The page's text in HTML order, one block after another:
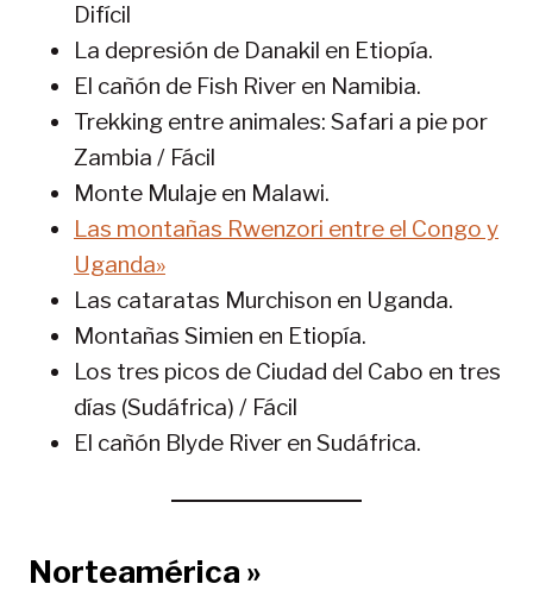
Difícil
La depresión de Danakil en Etiopía.
El cañón de Fish River en Namibia.
Trekking entre animales: Safari a pie por
Zambia / Fácil
Monte Mulaje en Malawi.
Las montañas Rwenzori entre el Congo y
Uganda»
Las cataratas Murchison en Uganda.
Montañas Simien en Etiopía.
Los tres picos de Ciudad del Cabo en tres
días (Sudáfrica) / Fácil
El cañón Blyde River en Sudáfrica.
Norteamérica »